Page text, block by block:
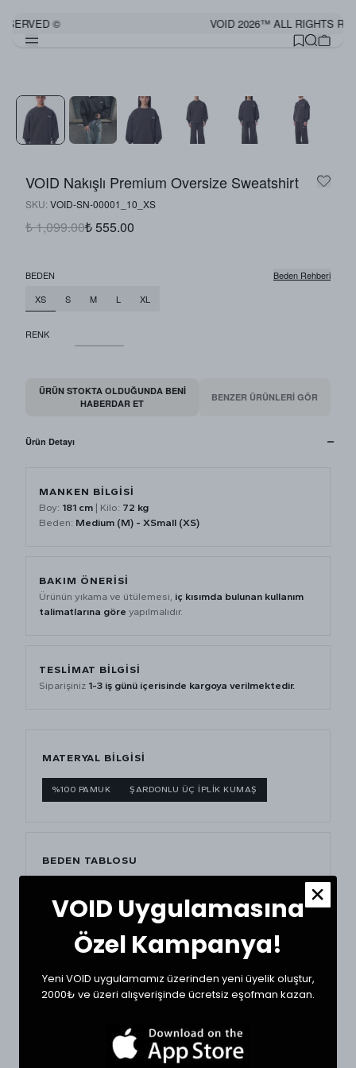
© VOID 2026™ ALL RIGHTS
VOID Nakışlı Premium Oversize Sweatshirt
SKU: VOID-SN-00001_10_XS
₺ 1,099.00₺ 555.00
BEDEN
Beden Rehberi
XS
S M L XL
RENK
ÜRÜN STOKTA OLDUĞUNDA BENI
HABERDAR ET
BENZER ÜRÜNLERİ GÖR
Ürün Detayı
MANKEN BİLGİSİ
Boy: 181 cm | Kilo: 72 kg
Beden: Medium (M) - XSmall (XS)
BAKIM ÖNERİSİ
Ürünün yıkama ve ütülemesi, iç kısımda bulunan kullanım
talimatlarına göre yapılmalıdır.
TESLİMAT BİLGİSİ
Siparişiniz 1-3 iş günü içerisinde kargoya verilmektedir.
MATERYAL BİLGİSİ
%100 PAMUK ŞARDONLU ÜÇ İPLİK KUMAŞ
BEDEN TABLOSU
BEDEN GÖĞÜS (CM)
XSmall 68
66
VOID Uygulamasına
Özel Kampanya!
Yeni VOID uygulamamız üzerinden yeni üyelik oluştur,
2000₺ ve üzeri alışverişinde ücretsiz eşofman kazan.